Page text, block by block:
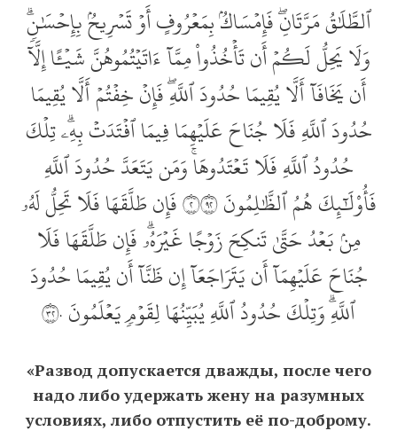
ٱلطَّلَٰقُ مَرَّتَانِۖ فَإِمۡسَاكُۢ بِمَعۡرُوفٍ أَوۡ تَسۡرِيحُۢ بِإِحۡسَٰنٖۗ
وَلَا يَحِلُّ لَكُمۡ أَن تَأۡخُذُواْ مِمَّآ ءَاتَيۡتُمُوهُنَّ شَيۡ‍ًٔا إِلَّآ
أَن يَخَافَآ أَلَّا يُقِيمَا حُدُودَ ٱللَّهِۖ فَإِنۡ خِفۡتُمۡ أَلَّا يُقِيمَا
حُدُودَ ٱللَّهِ فَلَا جُنَاحَ عَلَيۡهِمَا فِيمَا ٱفۡتَدَتۡ بِهِۦۗ تِلۡكَ
حُدُودُ ٱللَّهِ فَلَا تَعۡتَدُوهَاۚ وَمَن يَتَعَدَّ حُدُودَ ٱللَّهِ
فَأُوْلَٰٓئِكَ هُمُ ٱلظَّٰلِمُونَ ٢٢٩ فَإِن طَلَّقَهَا فَلَا تَحِلُّ لَهُۥ
مِنۢ بَعۡدُ حَتَّىٰ تَنكِحَ زَوۡجًا غَيۡرَهُۥۗ فَإِن طَلَّقَهَا فَلَا
جُنَاحَ عَلَيۡهِمَآ أَن يَتَرَاجَعَآ إِن ظَنَّآ أَن يُقِيمَا حُدُودَ
ٱللَّهِۗ وَتِلۡكَ حُدُودُ ٱللَّهِ يُبَيِّنُهَا لِقَوۡمٖ يَعۡلَمُونَ ٢٣٠
«Развод допускается дважды, после чего
надо либо удержать жену на разумных
условиях, либо отпустить её по-доброму.